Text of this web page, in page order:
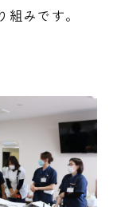
みです。